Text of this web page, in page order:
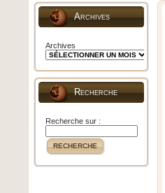
Archives
Archives
Recherche
Recherche sur :
RECHERCHE